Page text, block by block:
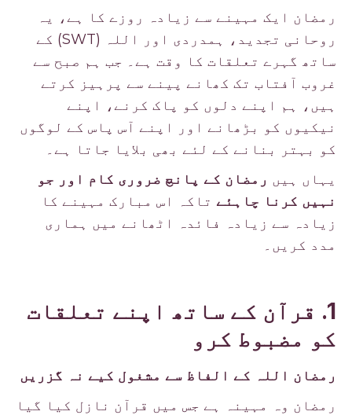
رمضان ایک مہینے سے زیادہ روزے کا ہے، یہ
روحانی تجدید، ہمدردی اور اللہ (SWT) کے
ساتھ گہرے تعلقات کا وقت ہے۔ جب ہم صبح سے
غروب آفتاب تک کھانے پینے سے پرہیز کرتے
ہیں، ہم اپنے دلوں کو پاک کرنے، اپنے
نیکیوں کو بڑھانے اور اپنے آس پاس کے لوگوں
کو بہتر بنانے کے لئے بھی بلایا جاتا ہے۔
یہاں ہیںرمضان کے پانچ ضروری کام اور جو
نہیں کرنا چاہئےتاکہ اس مبارک مہینے کا
زیادہ سے زیادہ فائدہ اٹھانے میں ہماری
مدد کریں۔
1. قرآن کے ساتھ اپنے تعلقات
کو مضبوط کرو
رمضان اللہ کے الفاظ سے مشغول کیے نہ گزریں
رمضان وہ مہینہ ہے جس میں قرآن نازل کیا گیا